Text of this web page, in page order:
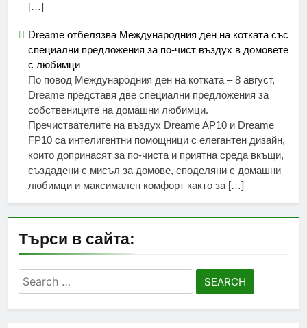
[…]
Dreame отбелязва Международния ден на котката със
специални предложения за по-чист въздух в домовете
с любимци
По повод Международния ден на котката – 8 август,
Dreame представя две специални предложения за
собствениците на домашни любимци.
Пречиствателите на въздух Dreame AP10 и Dreame
FP10 са интелигентни помощници с елегантен дизайн,
които допринасят за по-чиста и приятна среда вкъщи,
създадени с мисъл за домове, споделяни с домашни
любимци и максимален комфорт както за […]
Търси в сайта:
Search
for: